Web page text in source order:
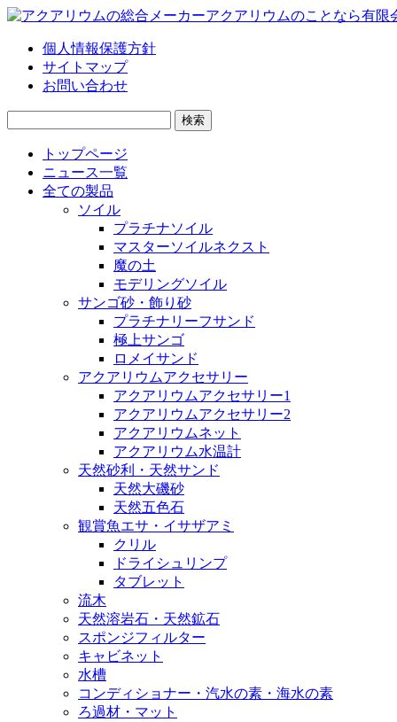
個人情報保護方針
サイトマップ
お問い合わせ
トップページ
ニュース一覧
全ての製品
ソイル
プラチナソイル
マスターソイルネクスト
魔の土
モデリングソイル
サンゴ砂・飾り砂
プラチナリーフサンド
極上サンゴ
ロメイサンド
アクアリウムアクセサリー
アクアリウムアクセサリー1
アクアリウムアクセサリー2
アクアリウムネット
アクアリウム水温計
天然砂利・天然サンド
天然大磯砂
天然五色石
観賞魚エサ・イサザアミ
クリル
ドライシュリンプ
タブレット
流木
天然溶岩石・天然鉱石
スポンジフィルター
キャビネット
水槽
コンディショナー・汽水の素・海水の素
ろ過材・マット